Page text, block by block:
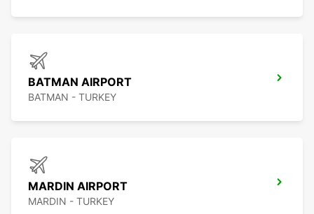
BATMAN AIRPORT
BATMAN - TURKEY
MARDIN AIRPORT
MARDIN - TURKEY